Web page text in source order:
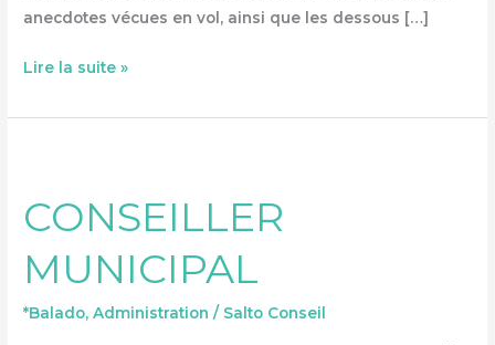
anecdotes vécues en vol, ainsi que les dessous […]
Lire la suite »
CONSEILLER
MUNICIPAL
*Balado,Administration / Salto Conseil